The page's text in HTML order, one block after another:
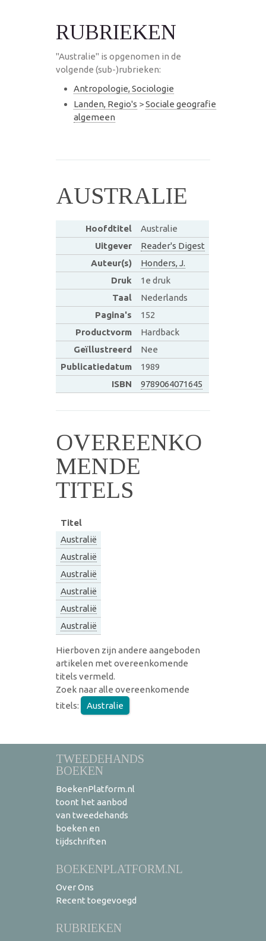
RUBRIEKEN
"Australie" is opgenomen in de
volgende (sub-)rubrieken:
Antropologie, Sociologie
Landen, Regio's >Sociale geografie
algemeen
AUSTRALIE
Hoofdtitel
Australie
Uitgever
Reader's Digest
Auteur(s)
Honders, J.
Druk
1e druk
Taal
Nederlands
Pagina's
152
Productvorm
Hardback
Geïllustreerd
Nee
Publicatiedatum
1989
ISBN
9789064071645
OVEREENKO
MENDE
TITELS
Titel
Australië
Australië
Australië
Australië
Australië
Australië
Hierboven zijn andere aangeboden
artikelen met overeenkomende
titels vermeld.
Zoek naar alle overeenkomende
titels:
Australie
TWEEDEHANDS
BOEKEN
BoekenPlatform.nl
toont het aanbod
van tweedehands
boeken en
tijdschriften
BOEKENPLATFORM.NL
Over Ons
Recent toegevoegd
RUBRIEKEN